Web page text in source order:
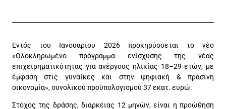
Εντός του Ιανουαρίου 2026 προκηρύσσεται το νέο
«Ολοκληρωμένο πρόγραμμα ενίσχυσης της νέας
επιχειρηματικότητας για ανέργους ηλικίας 18–29 ετών, με
έμφαση στις γυναίκες και στην ψηφιακή & πράσινη
οικονομία», συνολικού προϋπολογισμού 37 εκατ. ευρώ.
Στόχος της δράσης, διάρκειας 12 μηνών, είναι η προώθηση